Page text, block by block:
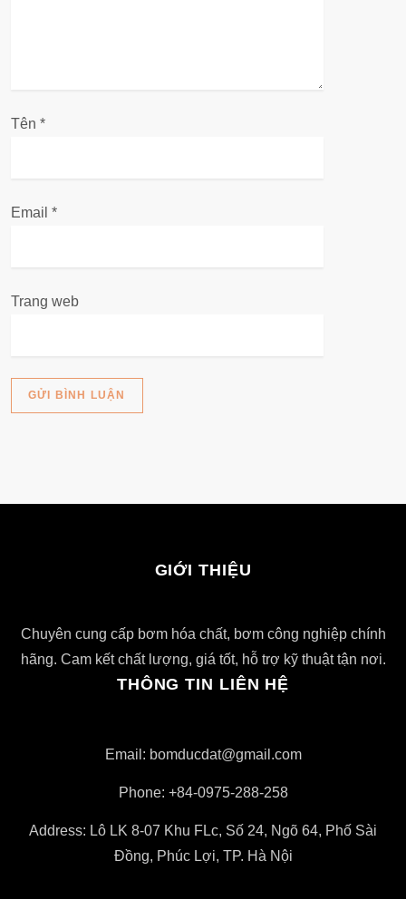
ế
Tên *
Email *
Trang web
GIỚI THIỆU
Chuyên cung cấp bơm hóa chất, bơm công nghiệp chính
hãng. Cam kết chất lượng, giá tốt, hỗ trợ kỹ thuật tận nơi.
THÔNG TIN LIÊN HỆ
Email: bomducdat@gmail.com
Phone: +84-0975-288-258
Address: Lô LK 8-07 Khu FLc, Số 24, Ngõ 64, Phố Sài
Đồng, Phúc Lợi, TP. Hà Nội